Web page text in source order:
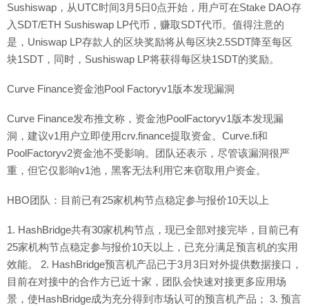
Sushiswap，从UTC时间3月5日0点开始，用户可在Stake DAO存
入SDT/ETH Sushiswap LP代币，赚取SDT代币。值得注意的
是，Uniswap LP存款人的区块奖励将从每区块2.5SDT降至每区
块1SDT，同时，Sushiswap LP将获得每区块1SDT的奖励。
Curve Finance资金池Pool Factoryv1版本发现漏洞
Curve Finance发布推文称，资金池PoolFactoryv1版本发现漏
洞，建议v1用户立即使用crv.finance提取资金。Curve.fi和
PoolFactoryv2资金池不受影响。团队还表示，尽管该漏洞很严
重，但它仅影响v1池，黑客无法利用它来窃取用户资金。
HBO团队：目前已有25家机构节点稳定参与报价10天以上
1. HashBridge共有30家机构节点，现已全部对接完毕，目前已有
25家机构节点稳定参与报价10天以上，已充分满足预言机的实用
效能。 2. HashBridge预言机产品已于3月3日对外提供数据接口，
目前在对接中的合作方已近十家，团队会快速对接更多应用场
景，使HashBridge成为充分得到市场认可的预言机产品； 3. 预言